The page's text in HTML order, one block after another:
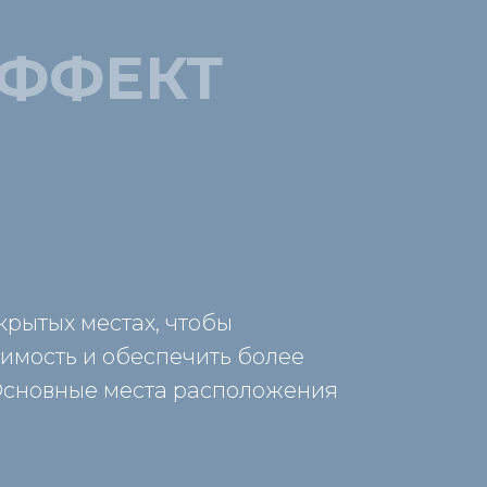
местах, чтобы
и обеспечить более
места расположения